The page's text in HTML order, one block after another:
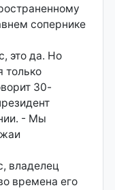
сопернике
это да. Но
только
30-
- Мы
владелец
времена его